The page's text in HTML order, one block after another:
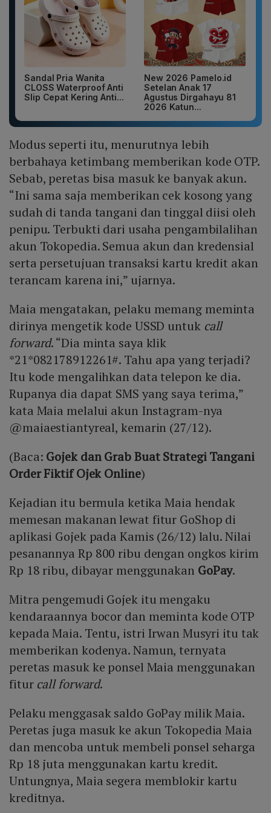
Sandal Pria Wanita
CLOSS Waterproof Anti
Slip Cepat Kering Anti...
New 2026 Pamelo.id
Setelan Anak 17
Agustus Dirgahayu 81
2026 Katun...
Modus seperti itu, menurutnya lebih
berbahaya ketimbang memberikan kode OTP.
Sebab, peretas bisa masuk ke banyak akun.
“Ini sama saja memberikan cek kosong yang
sudah di tanda tangani dan tinggal diisi oleh
penipu. Terbukti dari usaha pengambilalihan
akun Tokopedia. Semua akun dan kredensial
serta persetujuan transaksi kartu kredit akan
terancam karena ini,” ujarnya.
Maia mengatakan, pelaku memang meminta
dirinya mengetik kode USSD untuk call
forward. “Dia minta saya klik
*21*082178912261#. Tahu apa yang terjadi?
Itu kode mengalihkan data telepon ke dia.
Rupanya dia dapat SMS yang saya terima,”
kata Maia melalui akun Instagram-nya
@maiaestiantyreal, kemarin (27/12).
(Baca: Gojek dan Grab Buat Strategi Tangani
Order Fiktif Ojek Online)
Kejadian itu bermula ketika Maia hendak
memesan makanan lewat fitur GoShop di
aplikasi Gojek pada Kamis (26/12) lalu. Nilai
pesanannya Rp 800 ribu dengan ongkos kirim
Rp 18 ribu, dibayar menggunakan GoPay.
Mitra pengemudi Gojek itu mengaku
kendaraannya bocor dan meminta kode OTP
kepada Maia. Tentu, istri Irwan Musyri itu tak
memberikan kodenya. Namun, ternyata
peretas masuk ke ponsel Maia menggunakan
fitur call forward.
Pelaku menggasak saldo GoPay milik Maia.
Peretas juga masuk ke akun Tokopedia Maia
dan mencoba untuk membeli ponsel seharga
Rp 18 juta menggunakan kartu kredit.
Untungnya, Maia segera memblokir kartu
kreditnya.